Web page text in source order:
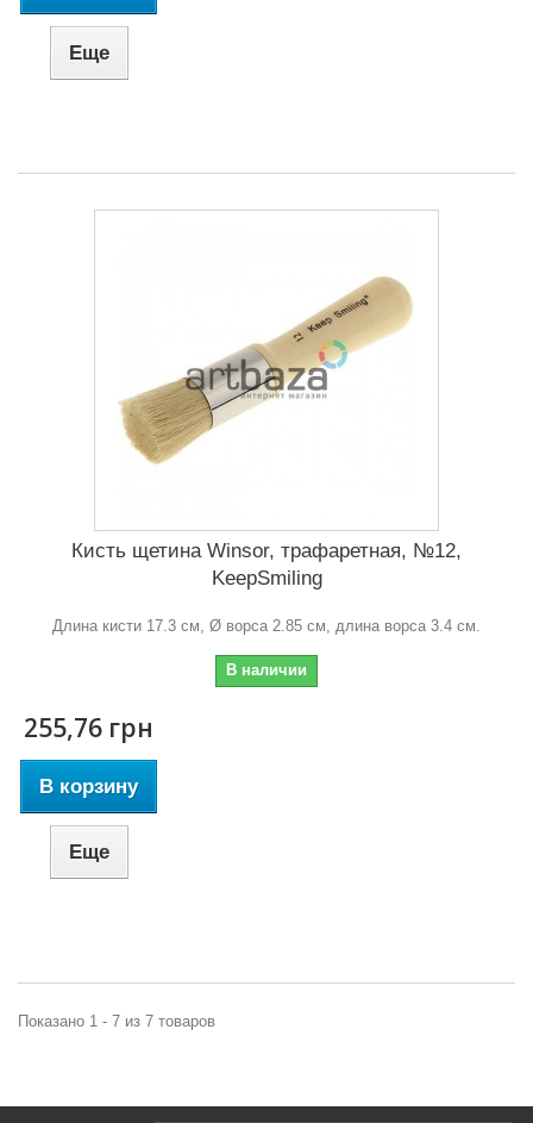
Еще
Кисть щетина Winsor, трафаретная, №12,
KeepSmiling
Длина кисти 17.3 см, Ø ворса 2.85 см, длина ворса 3.4 см.
В наличии
255,76 грн
В корзину
Еще
Показано 1 - 7 из 7 товаров